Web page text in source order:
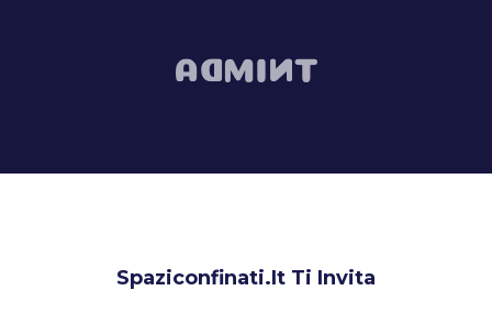
Spaziconfinati.it Ti Invita